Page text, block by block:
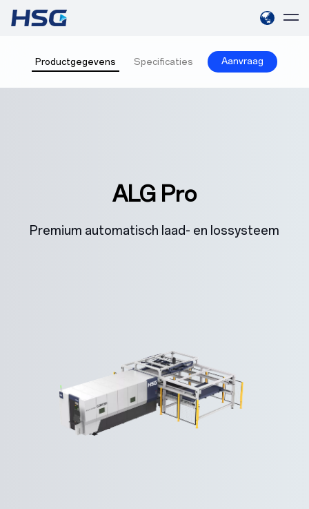
Productgegevens Specificaties Aanvraag
ALG Pro
Premium automatisch laad- en lossysteem